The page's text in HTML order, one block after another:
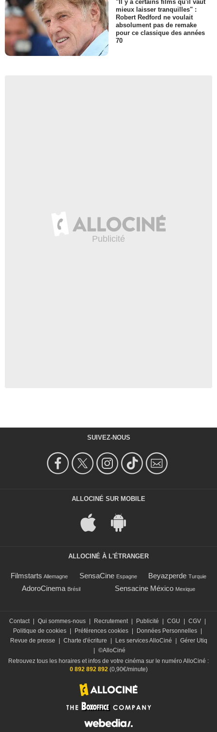
"Il y a certains films qu'il vaut
mieux laisser tranquilles" :
Robert Redford ne voulait
absolument pas de remake
pour ce classique des années
70
SUIVEZ-NOUS
ALLOCINÉ SUR MOBILE
ALLOCINÉ À L'ÉTRANGER
Filmstarts Allemagne SensaCine Espagne Beyazperde Turquie
AdoroCinema Brésil Sensacine México Mexique
Contact Qui sommes-nous Recrutement Publicité CGU CGV
Politique de cookies
Préférences cookies Données Personnelles
Revue de presse
Charte d'écriture Les services AlloCiné
Gérer Utiq
©AlloCiné
Retrouvez tous les horaires et infos de votre cinéma sur le numéro AlloCiné :
0 892 892 892(0,90€/minute)